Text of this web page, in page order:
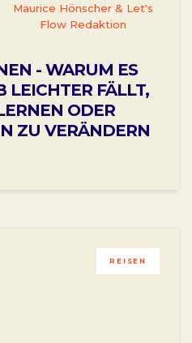
Maurice Hönscher & Let's
Flow Redaktion
- WARUM ES
LEICHTER FÄLLT,
ODER
ZU VERÄNDERN
REISEN